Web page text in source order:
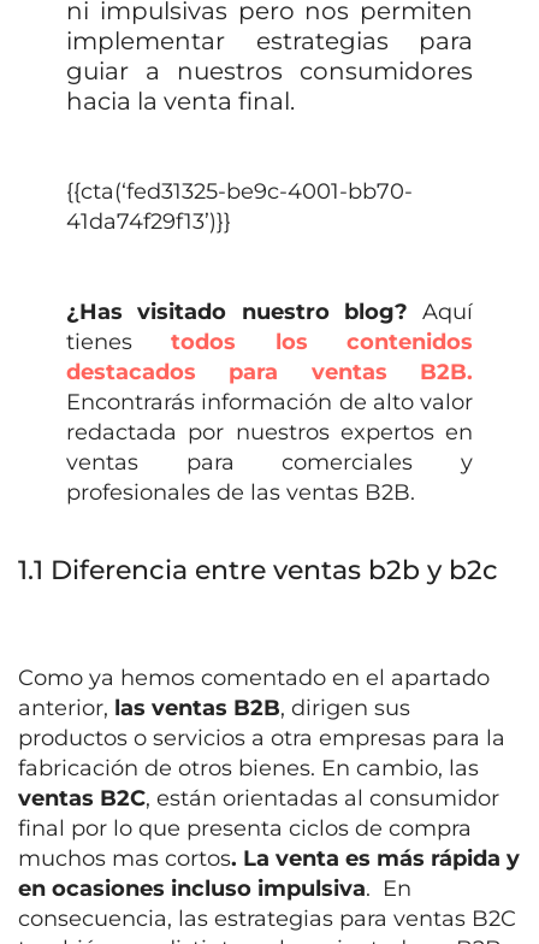
ni impulsivas pero nos permiten
implementar estrategias para
guiar a nuestros consumidores
hacia la venta final.
{{cta(‘fed31325-be9c-4001-bb70-
41da74f29f13’)}}
¿Has visitado nuestro blog? Aquí
tienestodos los contenidos
destacados para ventas B2B.
Encontrarás información de alto valor
redactada por nuestros expertos en
ventas para comerciales y
profesionales de las ventas B2B.
1.1 Diferencia entre ventas b2b y b2c
Como ya hemos comentado en el apartado
anterior, las ventas B2B, dirigen sus
productos o servicios a otra empresas para la
fabricación de otros bienes. En cambio, las
ventas B2C, están orientadas al consumidor
final por lo que presenta ciclos de compra
muchos mas cortos. La venta es más rápida y
en ocasiones incluso impulsiva. En
consecuencia, las estrategias para ventas B2C